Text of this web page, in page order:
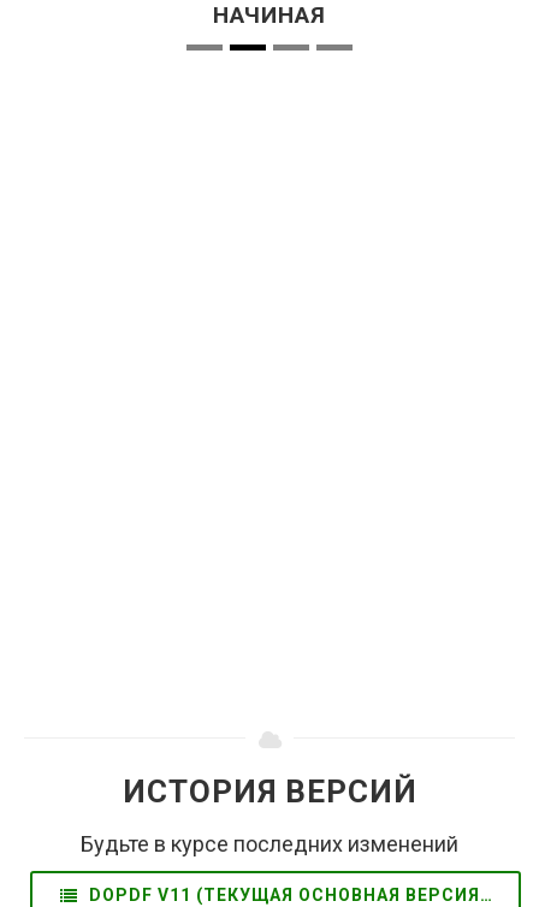
НАЧИНАЯ
ИСТОРИЯ ВЕРСИЙ
Будьте в курсе последних изменений
DOPDF V11 (ТЕКУЩАЯ ОСНОВНАЯ ВЕРСИЯ) (EN)